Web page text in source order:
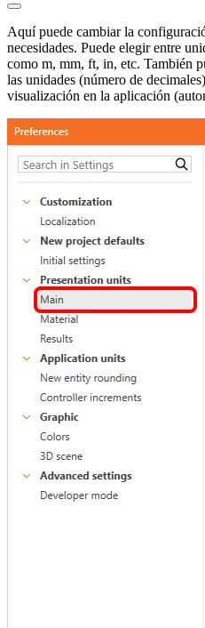
Aquí puede cambiar la
necesidades. Puede elegir entre
como m, mm, ft, in, etc. También
las unidades (número de
visualización en la aplicación